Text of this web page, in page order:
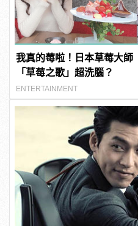
我真的莓啦！日本草莓大師
「草莓之歌」超洗腦？
ENTERTAINMENT